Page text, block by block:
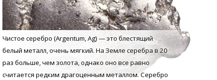
Чистое серебро (Argentum, Аg) — это блестящий
белый металл, очень мягкий. На Земле серебра в 20
раз больше, чем золота, однако оно все равно
считается редким драгоценным металлом. Серебро